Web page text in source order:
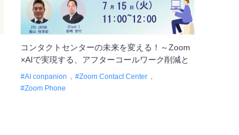
コンタクトセンターの未来を変える！～Zoom
×AIで実現する、アフターコールワーク削減と
対応品質向上～
AI conpanion
Zoom Contact Center
Zoom Phone